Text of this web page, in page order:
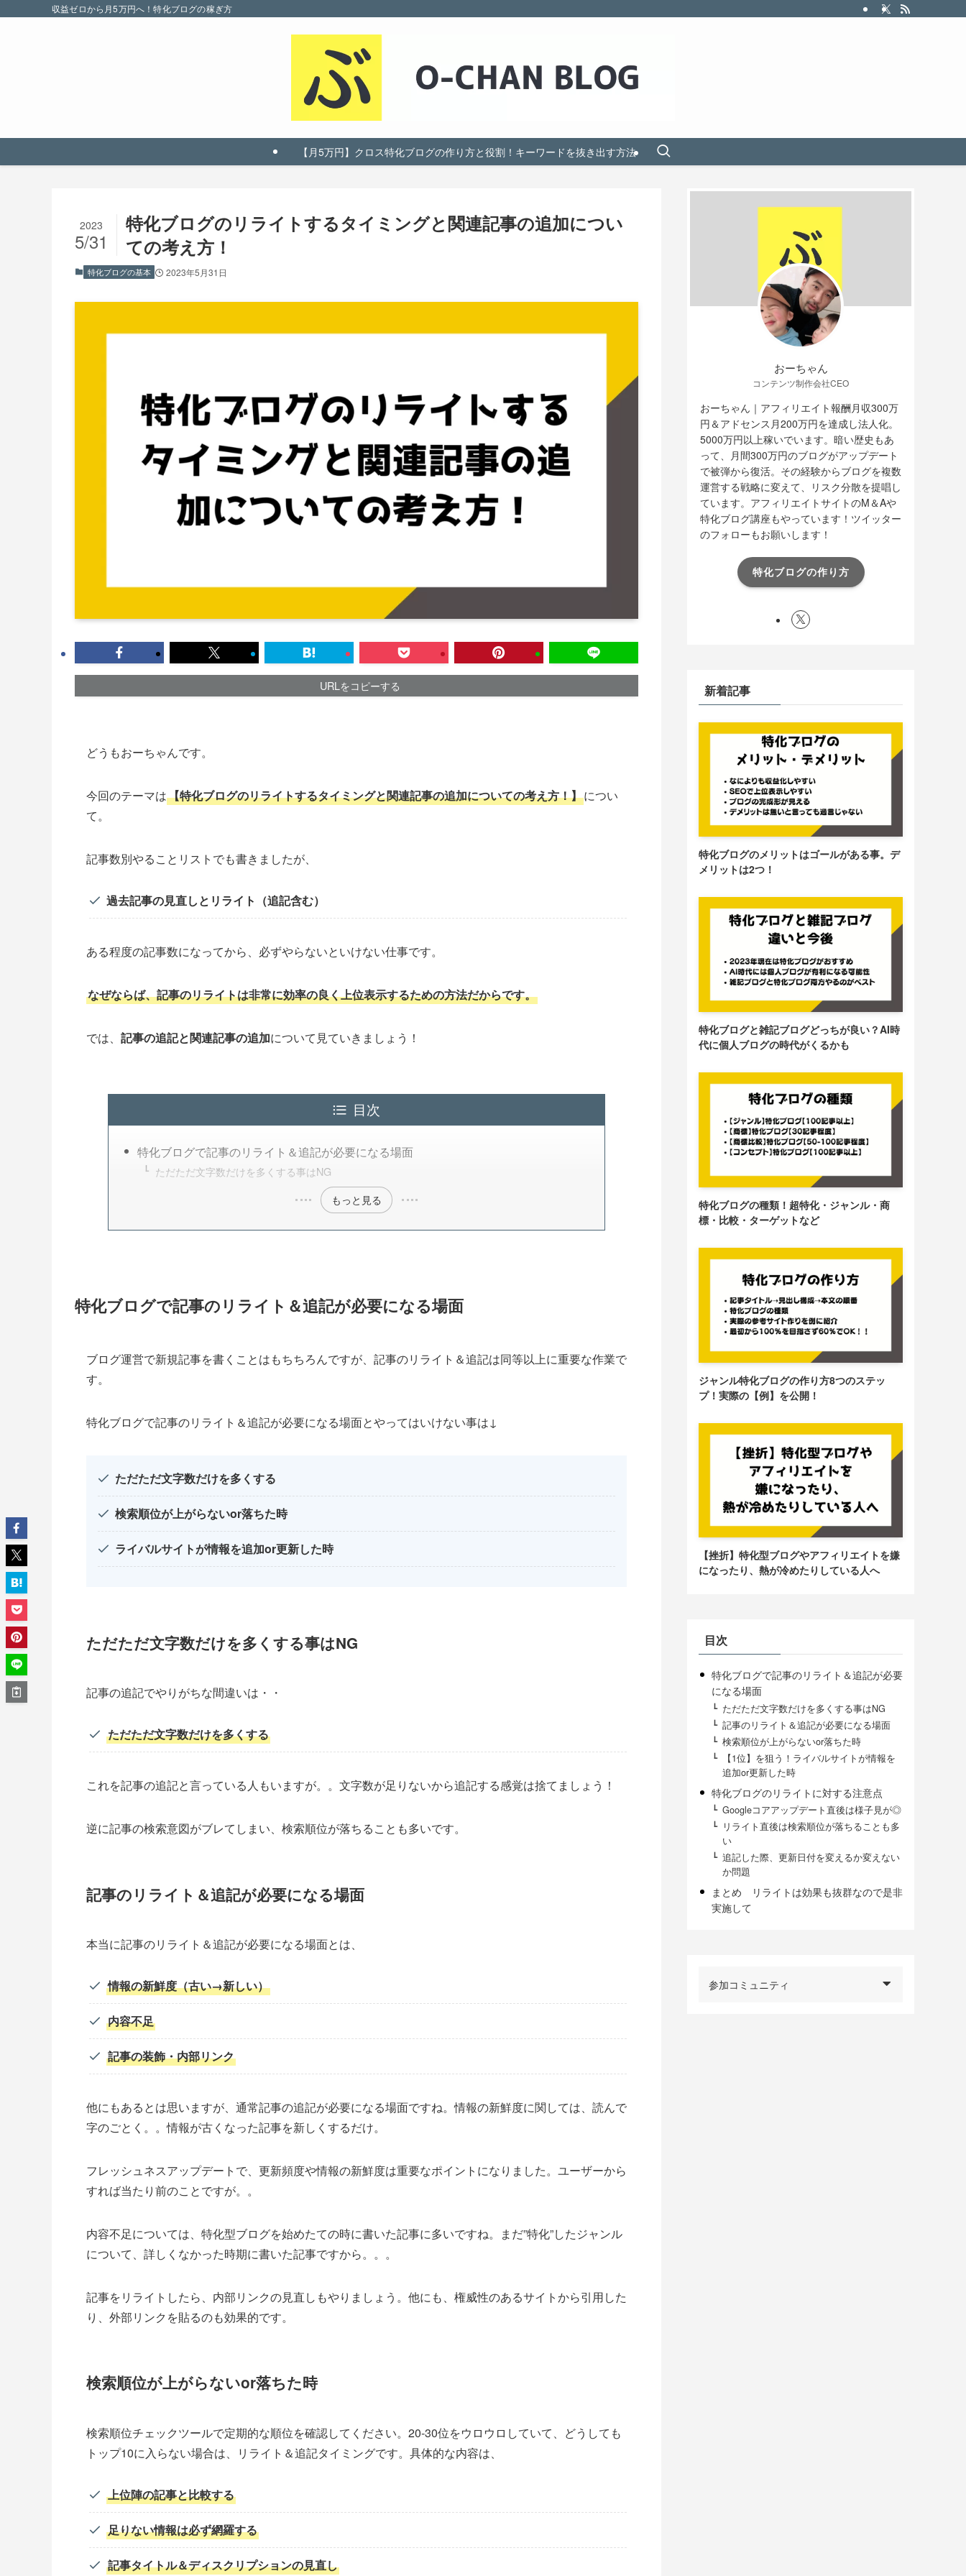
収益ゼロから月5万円へ！特化ブログの稼ぎ方
【月5万円】クロス特化ブログの作り方と役割！キーワードを抜き出す方法
特化ブログのリライトするタイミングと関連記事の追加につい
ての考え方！
2023
5/31
特化ブログの基本 2023年5月31日
URLをコピーする
どうもおーちゃんです。
今回のテーマは【特化ブログのリライトするタイミングと関連記事の追加についての考え方！】につい
て。
記事数別やることリストでも書きましたが、
過去記事の見直しとリライト（追記含む）
ある程度の記事数になってから、 必ずやらないといけない仕事です。
なぜならば、記事のリライトは非常に効率の良く上位表示するための方法だからです。
では、 記事の追記と関連記事の追加について見ていきましょう！
目次
特化ブログで記事のリライト＆追記が必要になる場面
ただただ文字数だけを多くする事はNG
もっと見る
特化ブログで記事のリライト＆追記が必要になる場面
ブログ運営で新規記事を書くことはもちちろんですが、記事のリライト＆追記は同等以上に重要な作業で
す。
特化ブログで記事のリライト＆追記が必要になる場面とやってはいけない事は↓
ただただ文字数だけを多くする
検索順位が上がらないor落ちた時
ライバルサイトが情報を追加or更新した時
ただただ文字数だけを多くする事はNG
記事の追記でやりがちな間違いは・・
ただただ文字数だけを多くする
これを記事の追記と言っている人もいますが。。文字数が足りないから追記する感覚は捨てましょう！
逆に記事の検索意図がブレてしまい、検索順位が落ちることも多いです。
記事のリライト＆追記が必要になる場面
本当に記事のリライト＆追記が必要になる場面とは、
情報の新鮮度（古い→新しい）
内容不足
記事の装飾・内部リンク
他にもあるとは思いますが、通常記事の追記が必要になる場面ですね。情報の新鮮度に関しては、読んで
字のごとく。。情報が古くなった記事を新しくするだけ。
フレッシュネスアップデートで、更新頻度や情報の新鮮度は重要なポイントになりました。ユーザーから
すれば当たり前のことですが。。
内容不足については、特化型ブログを始めたての時に書いた記事に多いですね。まだ”特化”したジャンル
について、詳しくなかった時期に書いた記事ですから。。。
記事をリライトしたら、内部リンクの見直しもやりましょう。他にも、権威性のあるサイトから引用した
り、外部リンクを貼るのも効果的です。
検索順位が上がらないor落ちた時
検索順位チェックツールで定期的な順位を確認してください。20-30位をウロウロしていて、どうしても
トップ10に入らない場合は、リライト＆追記タイミングです。具体的な内容は、
上位陣の記事と比較する
足りない情報は必ず網羅する
記事タイトル＆ディスクリプションの見直し
おーちゃん
コンテンツ制作会社CEO
おーちゃん｜アフィリエイト報酬月収300万
円＆アドセンス月200万円を達成し法人化。
5000万円以上稼いでいます。暗い歴史もあ
って、月間300万円のブログがアップデート
で被弾から復活。その経験からブログを複数
運営する戦略に変えて、リスク分散を提唱し
ています。アフィリエイトサイトのM＆Aや
特化ブログ講座もやっています！ツイッター
のフォローもお願いします！
特化ブログの作り方
新着記事
特化ブログのメリットはゴールがある事。デ
メリットは2つ！
特化ブログと雑記ブログどっちが良い？AI時
代に個人ブログの時代がくるかも
特化ブログの種類！超特化・ジャンル・商
標・比較・ターゲットなど
ジャンル特化ブログの作り方8つのステッ
プ！実際の【例】を公開！
【挫折】特化型ブログやアフィリエイトを嫌
になったり、熱が冷めたりしている人へ
目次
特化ブログで記事のリライト＆追記が必要
になる場面
ただただ文字数だけを多くする事はNG
記事のリライト＆追記が必要になる場面
検索順位が上がらないor落ちた時
【1位】を狙う！ライバルサイトが情報を
追加or更新した時
特化ブログのリライトに対する注意点
Googleコアアップデート直後は様子見が◎
リライト直後は検索順位が落ちることも多
い
追記した際、更新日付を変えるか変えない
か問題
まとめ リライトは効果も抜群なので是非
実施して
参加コミュニティ